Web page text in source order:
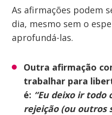
As afirmações podem
dia, mesmo sem o
aprofundá-las.
Outra afirmação
trabalhar para
é: “Eu deixo ir
rejeição (ou outros